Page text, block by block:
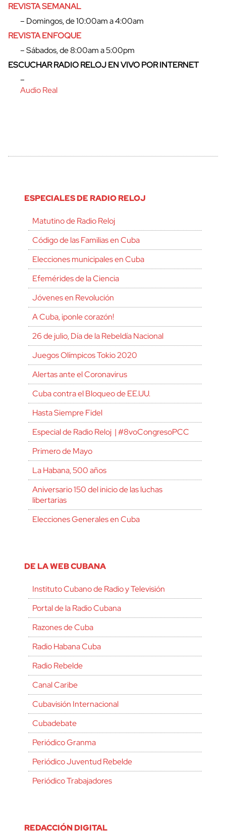
cerrar
REVISTA SEMANAL
– Domingos, de 10:00am a 4:00am
REVISTA ENFOQUE
– Sábados, de 8:00am a 5:00pm
ESCUCHAR RADIO RELOJ EN VIVO POR INTERNET
–
Audio Real
ESPECIALES DE RADIO RELOJ
Matutino de Radio Reloj
Código de las Familias en Cuba
Elecciones municipales en Cuba
Efemérides de la Ciencia
Jóvenes en Revolución
A Cuba, ¡ponle corazón!
26 de julio, Día de la Rebeldía Nacional
Juegos Olímpicos Tokio 2020
Alertas ante el Coronavirus
Cuba contra el Bloqueo de EE.UU.
Hasta Siempre Fidel
Especial de Radio Reloj | #8voCongresoPCC
Primero de Mayo
La Habana, 500 años
Aniversario 150 del inicio de las luchas
libertarias
Elecciones Generales en Cuba
DE LA WEB CUBANA
Instituto Cubano de Radio y Televisión
Portal de la Radio Cubana
Razones de Cuba
Radio Habana Cuba
Radio Rebelde
Canal Caribe
Cubavisión Internacional
Cubadebate
Periódico Granma
Periódico Juventud Rebelde
Periódico Trabajadores
REDACCIÓN DIGITAL